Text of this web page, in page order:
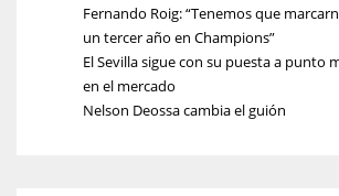
Fernando Roig: “Tenemos que
un tercer año en Champions”
El Sevilla sigue con su puesta a punto
en el mercado
Nelson Deossa cambia el guión